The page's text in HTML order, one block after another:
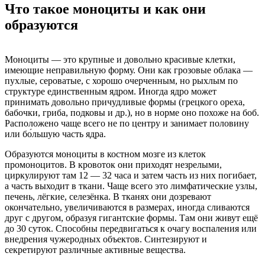
Что такое моноциты и как они
образуются
Моноциты — это крупные и довольно красивые клетки,
имеющие неправильную форму. Они как грозовые облака —
пухлые, сероватые, с хорошо очерченным, но рыхлым по
структуре единственным ядром. Иногда ядро может
принимать довольно причудливые формы (грецкого ореха,
бабочки, гриба, подковы и др.), но в норме оно похоже на боб.
Расположено чаще всего не по центру и занимает половину
или бо́льшую часть ядра.
Образуются моноциты в костном мозге из клеток
промоноцитов. В кровоток они приходят незрелыми,
циркулируют там 12 — 32 часа и затем часть из них погибает,
а часть выходит в ткани. Чаще всего это лимфатические узлы,
печень, лёгкие, селезёнка. В тканях они дозревают
окончательно, увеличиваются в размерах, иногда сливаются
друг с другом, образуя гигантские формы. Там они живут ещё
до 30 суток. Способны передвигаться к очагу воспаления или
внедрения чужеродных объектов. Синтезируют и
секретируют различные активные вещества.